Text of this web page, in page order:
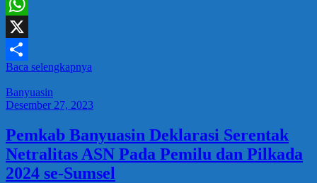
Email
WhatsApp
X
Share
Baca selengkapnya
Banyuasin
Desember 27, 2023
Pemkab Banyuasin Deklarasi Serentak
Netralitas ASN Pada Pemilu dan Pilkada
2024 se-Sumsel